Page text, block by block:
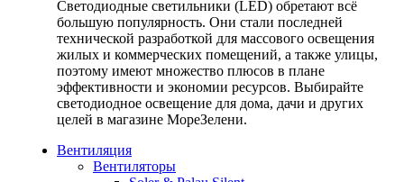
Светодиодные светильники (LED) обретают всё
большую популярность. Они стали последней
технической разработкой для массового освещения
жилых и коммерческих помещений, а также улицы,
поэтому имеют множество плюсов в плане
эффективности и экономии ресурсов. Выбирайте
светодиодное освещение для дома, дачи и других
целей в магазине МореЗелени.
Вентиляция
Вентиляторы